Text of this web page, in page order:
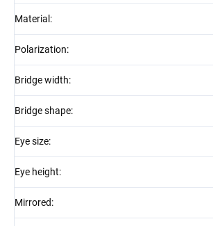
Material :
Polarization:
Bridge width:
Bridge shape:
Eye size:
Eye height:
Mirrored: